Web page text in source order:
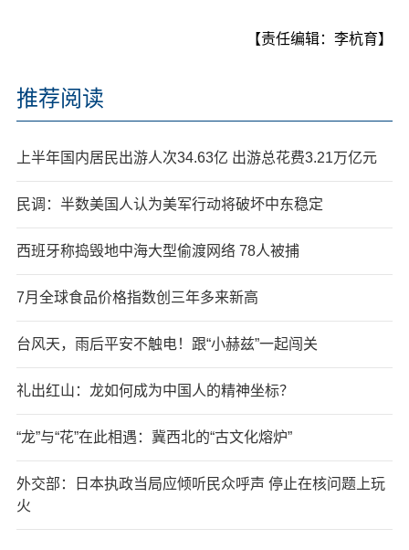
【责任编辑：李杭育】
推荐阅读
上半年国内居民出游人次34.63亿 出游总花费3.21万亿元
民调：半数美国人认为美军行动将破坏中东稳定
西班牙称捣毁地中海大型偷渡网络 78人被捕
7月全球食品价格指数创三年多来新高
台风天，雨后平安不触电！跟“小赫兹”一起闯关
礼出红山：龙如何成为中国人的精神坐标？
“龙”与“花”在此相遇：冀西北的“古文化熔炉”
外交部：日本执政当局应倾听民众呼声 停止在核问题上玩
火